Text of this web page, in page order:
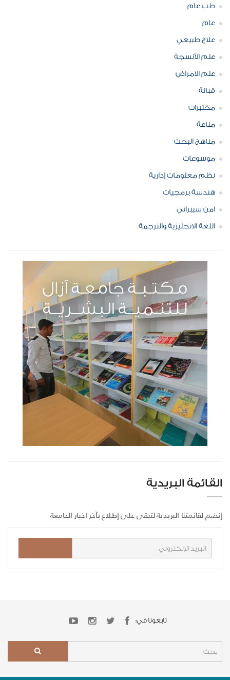
طب عام
عام
علاج طبيعي
علم الأنسجة
علم الامراض
قبالة
مختبرات
مناعة
مناهج البحث
موسوعات
نظم معلومات إدارية
هندسة برمجيات
امن سيبراني
اللغة الانجليزية والترجمة
القائمة البريدية
إنضم لقائمتنا البريدية لتبقى على إطلاع بآخر اخبار الجامعة
تابعونا في: